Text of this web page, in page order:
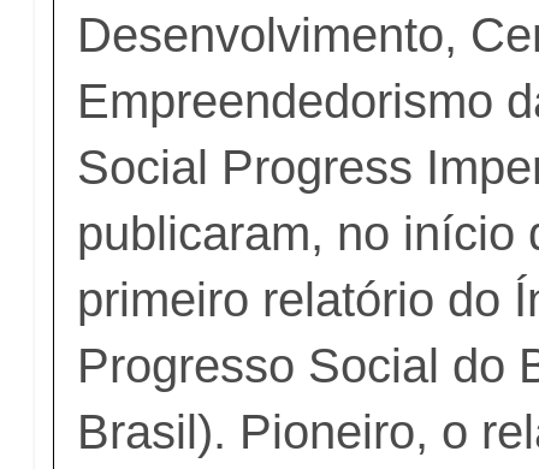
Desenvolvimento,
Empreendedorismo
Social Progress
publicaram, no início
primeiro relatório do
Progresso Social do
Brasil). Pioneiro, o